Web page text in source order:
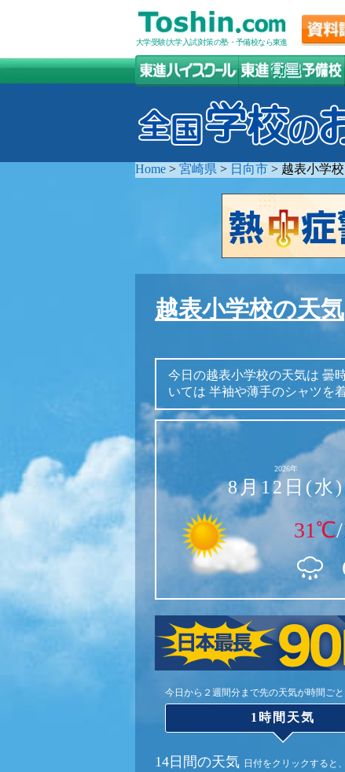
大学受験(大学入試)対策の塾・予備校なら東進
Home > 宮崎県 > 日向市 > 越表小学校
越表小学校の天気
今日の越表小学校の天気は 曇
いては 半袖や薄手のシャツを
2026年
8月12日(水)
31℃/
今日から２週間分まで先の天気が時間ごと
1時間天気
14日間の天気 日付をクリックすると